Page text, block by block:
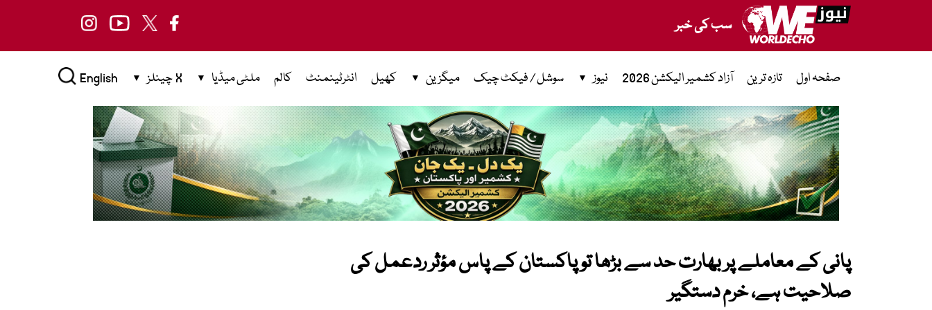
سب کی خبر
صفحہ اول تازہ ترین آزاد کشمیر الیکشن 2026 نیوز سوشل / فیکٹ چیک میگزین کھیل انٹرٹینمنٹ کالم ملٹی میڈیا X چینلز English
پانی کے معاملے پر بھارت حد سے بڑھا تو پاکستان کے پاس مؤثر ردعمل کی
صلاحیت ہے، خرم دستگیر